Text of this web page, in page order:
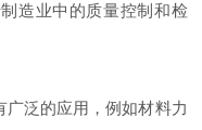
造业中的质量控制和检
泛的应用，例如材料力